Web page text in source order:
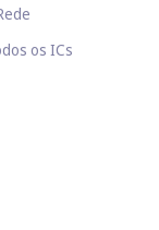
os ICs